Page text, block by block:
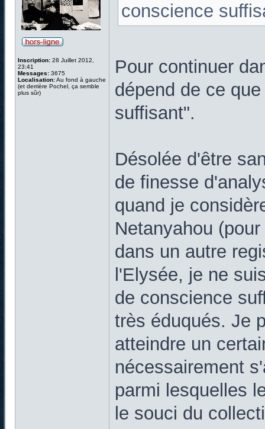
Inscription: 28 Juillet 2012,
23:41
Messages: 3675
Localisation:Au fond à gauche
(et derrière Pochel, ça semble
plus sûr)
conscience
Pour continuer
dépend de ce
suffisant".
Désolée d'être
de finesse
quand je
Netanyahou
dans un autre
l'Elysée, je ne
de conscience
très éduqués. Je
atteindre un
nécessairement
parmi lesquelles
le souci du